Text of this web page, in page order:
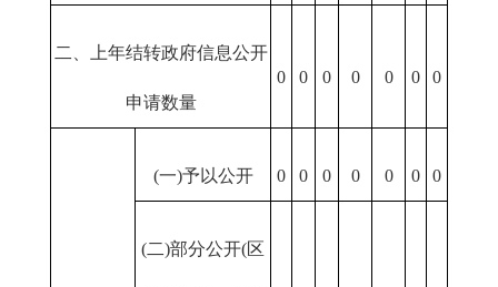
二、上年结转政府信息公开
申请数量
0 0 0 0 0 0 0
(一)予以公开 0 0 0 0 0 0 0
(二)部分公开(区